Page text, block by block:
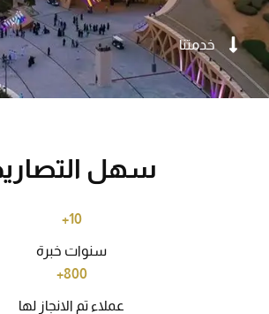
خدمتنا
سهل
10+
سنوات خبرة
800+
عملاء تم الانجاز لها